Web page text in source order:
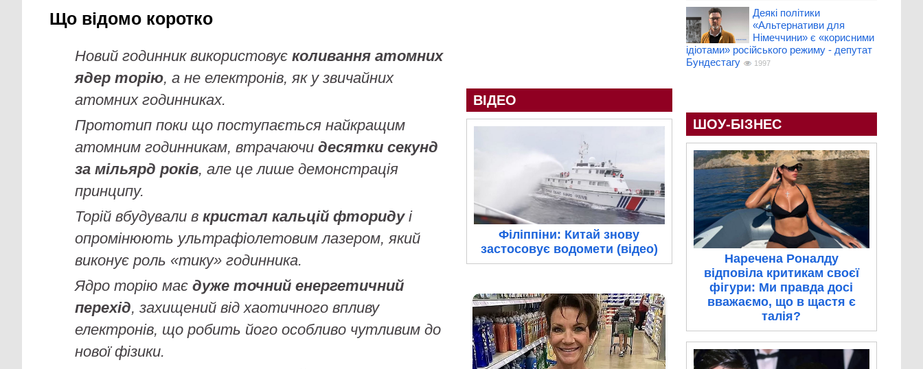
Що відомо коротко
Новий годинник використовуєколивання атомних
ядер торію, а не електронів, як у звичайних
атомних годинниках.
Прототип поки що поступається найкращим
атомним годинникам, втрачаючидесятки секунд
за мільярд років, але це лише демонстрація
принципу.
Торій вбудували вкристал кальцій фторидуі
опромінюють ультрафіолетовим лазером, який
виконує роль «тику» годинника.
Ядро торію маєдуже точний енергетичний
перехід, захищений від хаотичного впливу
електронів, що робить його особливо чутливим до
нової фізики.
ВІДЕО
Філіппіни: Китай знову
застосовує водомети (відео)
Деякі політики
«Альтернативи для
Німеччини» є «корисними
ідіотами» російського режиму - депутат
Бундестагу
1997
ШОУ-БІЗНЕС
Наречена Роналду
відповіла критикам своєї
фігури: Ми правда досі
вважаємо, що в щастя є
талія?